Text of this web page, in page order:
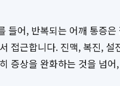
어, 반복되는 어깨 통증
접근합니다. 진맥, 복진, 설
증상을 완화하는 것을 넘